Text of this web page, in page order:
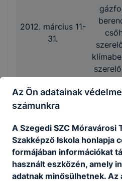
2012. március 11-
31.
Az Ön adatainak
számunkra
A Szegedi SZC Móravárosi
Szakképző Iskola honlapja
formájában információkat
használt eszközén, amely
adatnak minősülhetnek. Az